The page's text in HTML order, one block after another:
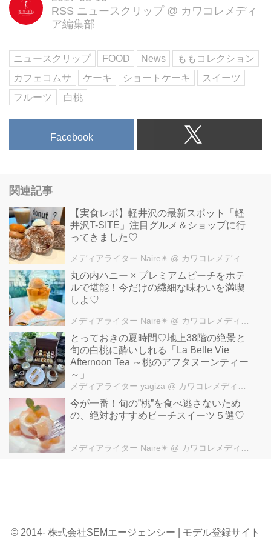
さらにマンゴーソースをアクセン
白桃×旬のフルーツコラボが美味
しそう♡
フロマージュブランのベースに白
ルトのようなすっきりした味わい
のフロマージュブランが、みずみ
ずしく芳醇な香りのフルーツを引
に、シャープにカットした白桃&
いちじくを飾った『白桃といちじ
くのケーキ』は、「これでも
れた旬の白桃&いちじくを存分に
堪能できちゃいます♪
ケーキのベースが見えなくなるほ
ェコムサのケーキ。
8月21日(月)からは第2弾がスター
トするそうなので、今後の展開も
気になりますね♪
ザインが異なります。
カフェコムサ
http://www.cafe-commeca.co.jp/
RSS ニュースクリップ @ カワコレメディ
ア編集部
ニュースクリップ FOOD News
ももコレクション
カフェコムサ
ケーキ ショートケーキ
スイーツ
フルーツ
白桃
Facebook
関連記事
【実食レポ】軽井沢の最新スポット「軽
井沢T-SITE」注目グルメ＆ショップに行
ってきました♡
メディアライター Naire✴︎ @ カワコレメディア編集部
丸の内ハニー × プレミアムピーチをホテ
ルで堪能！今だけの繊細な味わいを満喫
しよ♡
メディアライター Naire✴︎ @ カワコレメディア編集部
とっておきの夏時間♡地上38階の絶景と
旬の白桃に酔いしれる「La Belle Vie
Afternoon Tea ～桃のアフタヌーンティー
～」
メディアライター yagiza @ カワコレメディア編集部
今が一番！旬の”桃”を食べ逃さないため
の、絶対おすすめピーチスイーツ５選♡
メディアライター Naire✴︎ @ カワコレメディア編集部
© 2014- 株式会社SEMエージェンシー | モデル登録サイト